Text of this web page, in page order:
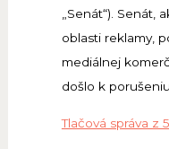
„Senát“). Senát,
oblasti reklamy,
mediálnej
došlo k
Tlačová správa z